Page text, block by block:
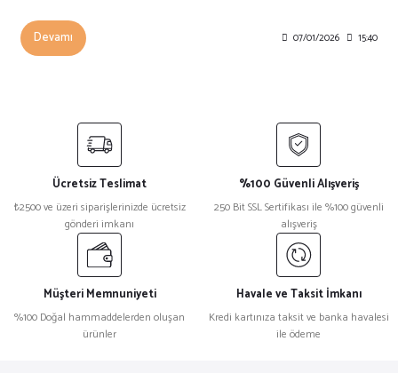
Devamı 07/01/2026 15:40
Ücretsiz Teslimat
₺2500 ve üzeri siparişlerinizde ücretsiz
gönderi imkanı
%100 Güvenli Alışveriş
250 Bit SSL Sertifikası ile %100 güvenli
alışveriş
Müşteri Memnuniyeti
%100 Doğal hammaddelerden oluşan
ürünler
Havale ve Taksit İmkanı
Kredi kartınıza taksit ve banka havalesi
ile ödeme